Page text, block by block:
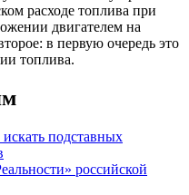
расходе топлива при
двигателем на
в первую очередь это
топлива.
подставных
российской